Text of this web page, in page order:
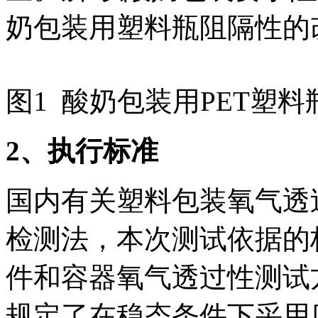
奶包装用塑料瓶阻隔性
图1 酸奶包装用PET塑料
2、执行标准
国内有关塑料包装氧气
检测法，本次测试依据的
件和容器氧气透过性测